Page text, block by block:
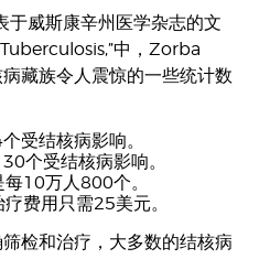
威斯康辛州医学杂志的文
中，Zorba
藏族令人震惊的一些统计数
受结核病影响。
个受结核病影响。
10万人800个。
费用只需25美元。
检和治疗，大多数的结核病